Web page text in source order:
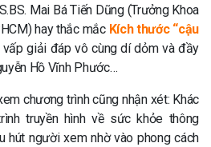
Mai Bá Tiến Dũng (Trưởng Khoa
hay thắc mắc Kích thước “cậu
giải đáp vô cùng dí dỏm và đầy
Hồ Vĩnh Phước…
chương trình cũng nhận xét: Khác
truyền hình về sức khỏe thông
hút người xem nhờ vào phong cách